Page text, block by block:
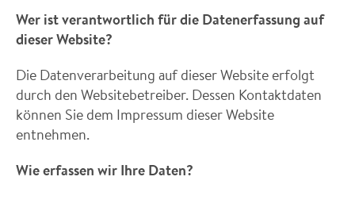
Wer ist verantwortlich für die Datenerfassung auf
dieser Website?
Die Datenverarbeitung auf dieser Website erfolgt
durch den Websitebetreiber. Dessen Kontaktdaten
können Sie dem Impressum dieser Website
entnehmen.
Wie erfassen wir Ihre Daten?